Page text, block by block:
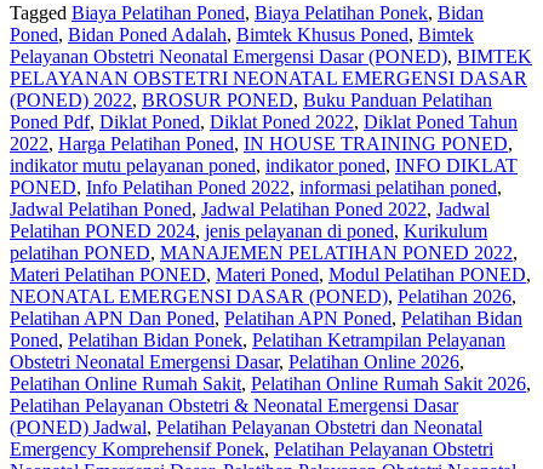
Tagged Biaya Pelatihan Poned, Biaya Pelatihan Ponek, Bidan
Poned, Bidan Poned Adalah, Bimtek Khusus Poned, Bimtek
Pelayanan Obstetri Neonatal Emergensi Dasar (PONED), BIMTEK
PELAYANAN OBSTETRI NEONATAL EMERGENSI DASAR
(PONED) 2022, BROSUR PONED, Buku Panduan Pelatihan
Poned Pdf, Diklat Poned, Diklat Poned 2022, Diklat Poned Tahun
2022, Harga Pelatihan Poned, IN HOUSE TRAINING PONED,
indikator mutu pelayanan poned, indikator poned, INFO DIKLAT
PONED, Info Pelatihan Poned 2022, informasi pelatihan poned,
Jadwal Pelatihan Poned, Jadwal Pelatihan Poned 2022, Jadwal
Pelatihan PONED 2024, jenis pelayanan di poned, Kurikulum
pelatihan PONED, MANAJEMEN PELATIHAN PONED 2022,
Materi Pelatihan PONED, Materi Poned, Modul Pelatihan PONED,
NEONATAL EMERGENSI DASAR (PONED), Pelatihan 2026,
Pelatihan APN Dan Poned, Pelatihan APN Poned, Pelatihan Bidan
Poned, Pelatihan Bidan Ponek, Pelatihan Ketrampilan Pelayanan
Obstetri Neonatal Emergensi Dasar, Pelatihan Online 2026,
Pelatihan Online Rumah Sakit, Pelatihan Online Rumah Sakit 2026,
Pelatihan Pelayanan Obstetri & Neonatal Emergensi Dasar
(PONED) Jadwal, Pelatihan Pelayanan Obstetri dan Neonatal
Emergency Komprehensif Ponek, Pelatihan Pelayanan Obstetri